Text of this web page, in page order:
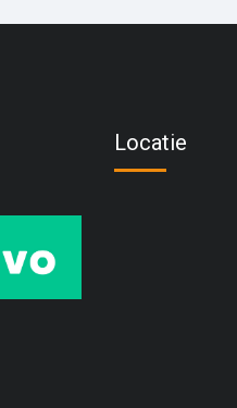
Locatie